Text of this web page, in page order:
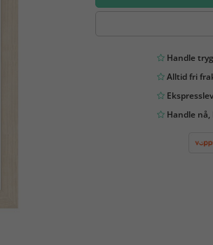
Handle
Alltid fri
Handle nå,